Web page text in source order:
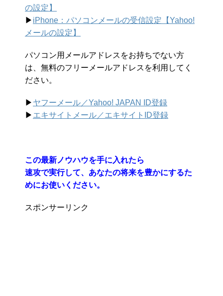
の設定】
▶︎ iPhone：パソコンメールの受信設定【Yahoo!
メールの設定】
パソコン用メールアドレスをお持ちでない方
は、無料のフリーメールアドレスを利用してく
ださい。
▶︎ ヤフーメール／Yahoo! JAPAN ID登録
▶︎ エキサイトメール／エキサイトID登録
この最新ノウハウを手に入れたら
速攻で実行して、あなたの将来を豊かにするた
めにお使いください。
スポンサーリンク